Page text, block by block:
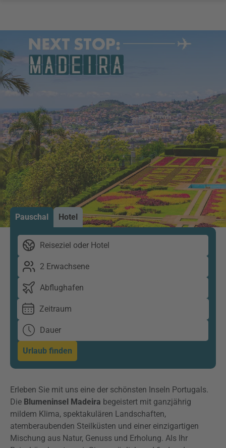
Pauschal Hotel
Reiseziel oder Hotel
2 Erwachsene
Abflughafen
Zeitraum
Dauer
Urlaub finden
Erleben Sie mit uns eine der schönsten Inseln Portugals.
Die Blumeninsel Madeira begeistert mit ganzjährig
mildem Klima, spektakulären Landschaften,
atemberaubenden Steilküsten und einer einzigartigen
Mischung aus Natur, Genuss und Erholung. Als Ihr